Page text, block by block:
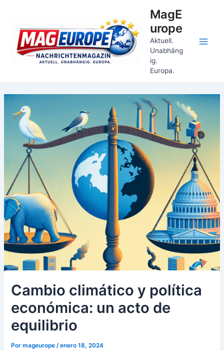
contenido
MagE
urope
Aktuell.
Unabhäng
ig.
Europa.
Cambio climático y política
económica: un acto de
equilibrio
Pormageurope/enero 18, 2024